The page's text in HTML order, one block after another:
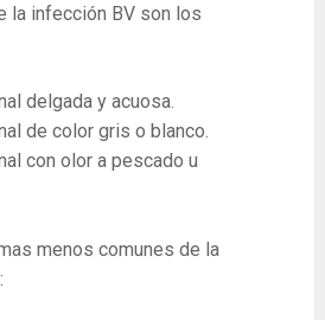
la infección BV son los
delgada y acuosa.
de color gris o blanco.
con olor a pescado u
menos comunes de la